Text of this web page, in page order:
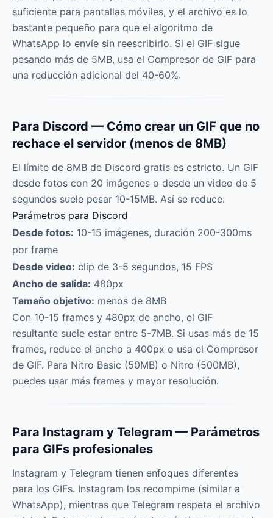
suficiente para pantallas móviles, y el archivo es lo
bastante pequeño para que el algoritmo de
WhatsApp lo envíe sin reescribirlo. Si el GIF sigue
pesando más de 5MB, usa el Compresor de GIF para
una reducción adicional del 40-60%.
Para Discord — Cómo crear un GIF que no
rechace el servidor (menos de 8MB)
El límite de 8MB de Discord gratis es estricto. Un GIF
desde fotos con 20 imágenes o desde un video de 5
segundos suele pesar 10-15MB. Así se reduce:
Parámetros para Discord
Desde fotos: 10-15 imágenes, duración 200-300ms
por frame
Desde video: clip de 3-5 segundos, 15 FPS
Ancho de salida: 480px
Tamaño objetivo: menos de 8MB
Con 10-15 frames y 480px de ancho, el GIF
resultante suele estar entre 5-7MB. Si usas más de 15
frames, reduce el ancho a 400px o usa el Compresor
de GIF. Para Nitro Basic (50MB) o Nitro (500MB),
puedes usar más frames y mayor resolución.
Para Instagram y Telegram — Parámetros
para GIFs profesionales
Instagram y Telegram tienen enfoques diferentes
para los GIFs. Instagram los recompime (similar a
WhatsApp), mientras que Telegram respeta el archivo